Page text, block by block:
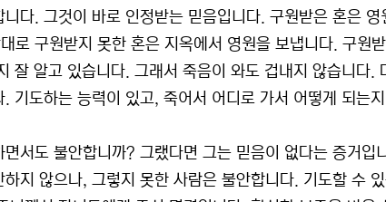
니다. 그것이 바로 인정받는 믿음입니다. 구원받은 혼은
로 구원받지 못한 혼은 지옥에서 영원을 보냅니다. 구원
잘 알고 있습니다. 그래서 죽음이 와도 겁내지 않습니다.
. 기도하는 능력이 있고, 죽어서 어디로 가서 어떻게 되는
면서도 불안합니까? 그랬다면 그는 믿음이 없다는 증거
하지 않으나, 그렇지 못한 사람은 불안합니다. 기도할 수